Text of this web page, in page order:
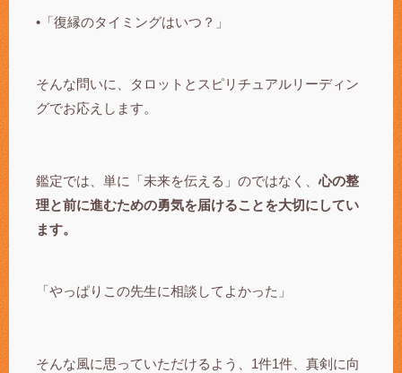
•「復縁のタイミングはいつ？」
そんな問いに、タロットとスピリチュアルリーディン
グでお応えします。
鑑定では、単に「未来を伝える」のではなく、心の整
理と前に進むための勇気を届けることを大切にしてい
ます。
「やっぱりこの先生に相談してよかった」
そんな風に思っていただけるよう、1件1件、真剣に向